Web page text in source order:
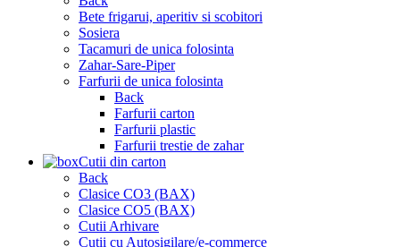
Bete frigarui, aperitiv si scobitori
Sosiera
Tacamuri de unica folosinta
Zahar-Sare-Piper
Farfurii de unica folosinta
Back
Farfurii carton
Farfurii plastic
Farfurii trestie de zahar
Cutii din carton
Back
Clasice CO3 (BAX)
Clasice CO5 (BAX)
Cutii Arhivare
Cutii cu Autosigilare/e-commerce